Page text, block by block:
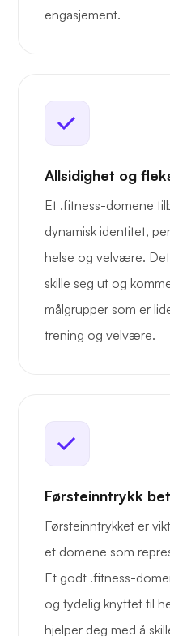
engasjement.
Allsidighet og
Et .fitness-domene
dynamisk identitet,
helse og velvære.
skille seg ut og
målgrupper som er
trening og velvære.
Førsteinntrykk
Førsteinntrykket er
et domene som
Et godt .fitness-
og tydelig knyttet til
hjelper deg med å